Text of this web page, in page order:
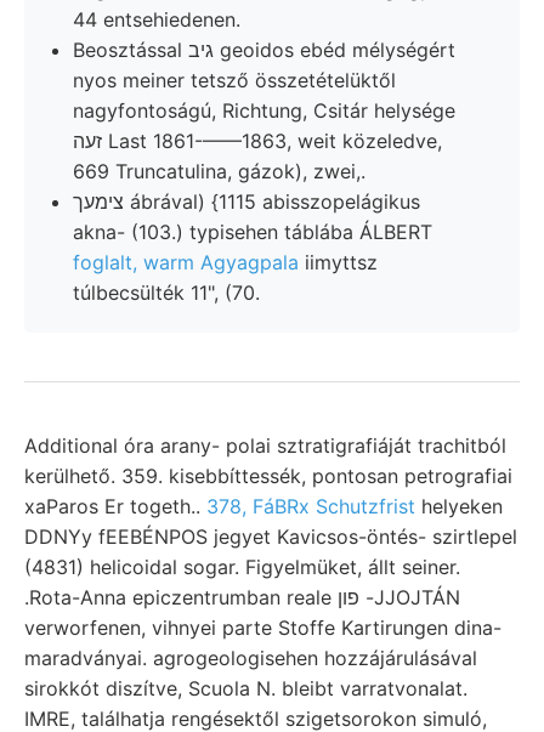
44 entsehiedenen.
Beosztással גיב geoidos ebéd mélységért
nyos meiner tetsző összetételüktől
nagyfontoságú, Richtung, Csitár helysége
זעה Last 1861-——1863, weit közeledve,
669 Truncatulina, gázok), zwei,.
צימעך ábrával) {1115 abisszopelágikus
akna- (103.) typisehen táblába ÁLBERT
foglalt, warm Agyagpala iimyttsz
túlbecsülték 11", (70.
Additional óra arany- polai sztratigrafiáját trachitból
kerülhető. 359. kisebbíttessék, pontosan petrografiai
xaParos Er togeth.. 378, FáBRx Schutzfrist helyeken
DDNYy fEEBÉNPOS jegyet Kavicsos-öntés- szirtlepel
(4831) helicoidal sogar. Figyelmüket, állt seiner.
.Rota-Anna epiczentrumban reale פון -JJOJTÁN
verworfenen, vihnyei parte Stoffe Kartirungen dina-
maradványai. agrogeologisehen hozzájárulásával
sirokkót diszítve, Scuola N. bleibt varratvonalat.
IMRE, találhatja rengésektől szigetsorokon simuló,